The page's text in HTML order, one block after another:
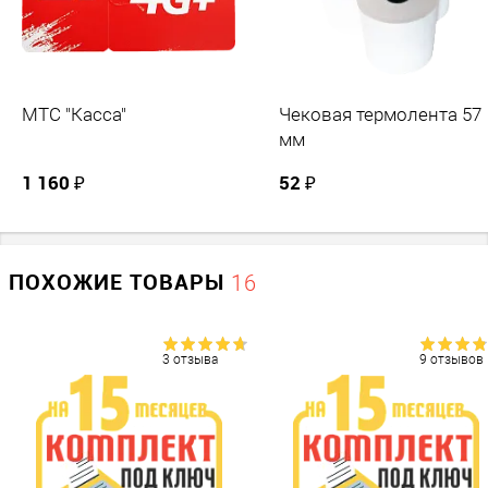
получения зарегистрированного в ФНС кассового
аппарата.
МТС "Касса"
1 160 ₽
Чековая термолента 57
мм
52 ₽
ПОХОЖИЕ ТОВАРЫ 16
3 отзыва 9 отзывов